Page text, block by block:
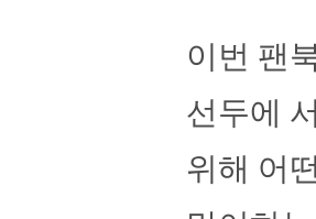
이번 팬
선두에
위해 어